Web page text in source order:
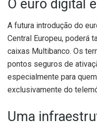
O euro digital
A futura introdução do
Central Europeu, poderá
caixas Multibanco. Os
pontos seguros de
especialmente para
exclusivamente do
Uma